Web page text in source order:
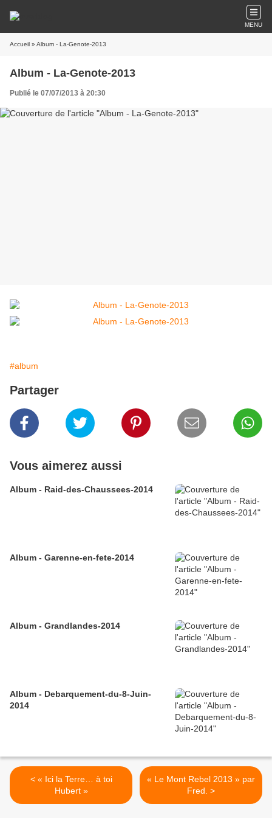
MENU
Accueil » Album - La-Genote-2013
Album - La-Genote-2013
Publié le 07/07/2013 à 20:30
#album
Partager
Vous aimerez aussi
Album - Raid-des-Chaussees-2014
Album - Garenne-en-fete-2014
Album - Grandlandes-2014
Album - Debarquement-du-8-Juin-
2014
< « Ici la Terre… à toi
Hubert »
« Le Mont Rebel 2013 » par
Fred. >